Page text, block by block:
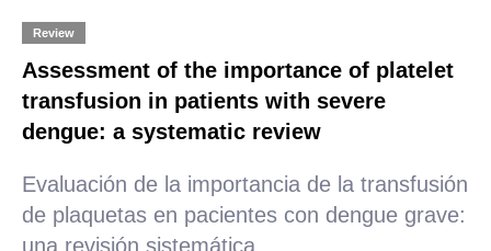
Review
Assessment of the importance of platelet
transfusion in patients with severe
dengue: a systematic review
Evaluación de la importancia de la transfusión
de plaquetas en pacientes con dengue grave:
una revisión sistemática